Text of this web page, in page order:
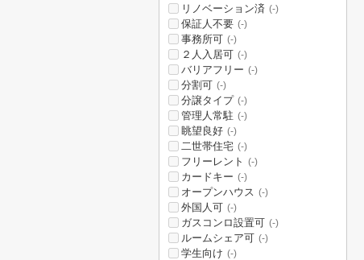
リノベーション済 (-)
保証人不要 (-)
事務所可 (-)
２人入居可 (-)
バリアフリー (-)
分割可 (-)
分譲タイプ (-)
管理人常駐 (-)
眺望良好 (-)
二世帯住宅 (-)
フリーレント (-)
カードキー (-)
オープンハウス (-)
外国人可 (-)
ガスコンロ設置可 (-)
ルームシェア可 (-)
学生向け (-)